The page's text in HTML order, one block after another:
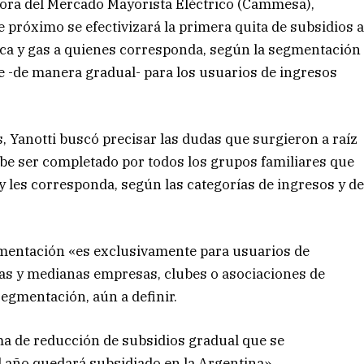
del Mercado Mayorista Eléctrico (Cammesa),
próximo se efectivizará la primera quita de subsidios a
y gas a quienes corresponda, según la segmentación
-de manera gradual- para los usuarios de ingresos
Yanotti buscó precisar las dudas que surgieron a raíz
ser completado por todos los grupos familiares que
corresponda, según las categorías de ingresos y de
«es exclusivamente para usuarios de
y medianas empresas, clubes o asociaciones de
aún a definir.
de reducción de subsidios gradual que se